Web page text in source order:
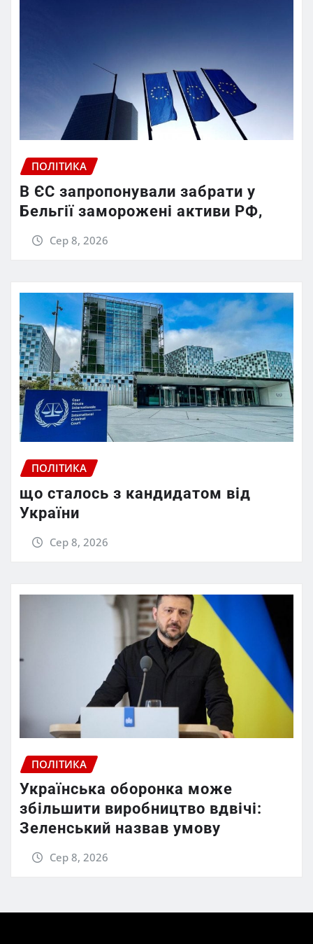
ПОЛІТИКА
В ЄС запропонували забрати у
Бельгії заморожені активи РФ,
Сер 8, 2026
ПОЛІТИКА
що сталось з кандидатом від
України
Сер 8, 2026
ПОЛІТИКА
Українська оборонка може
збільшити виробництво вдвічі:
Зеленський назвав умову
Сер 8, 2026